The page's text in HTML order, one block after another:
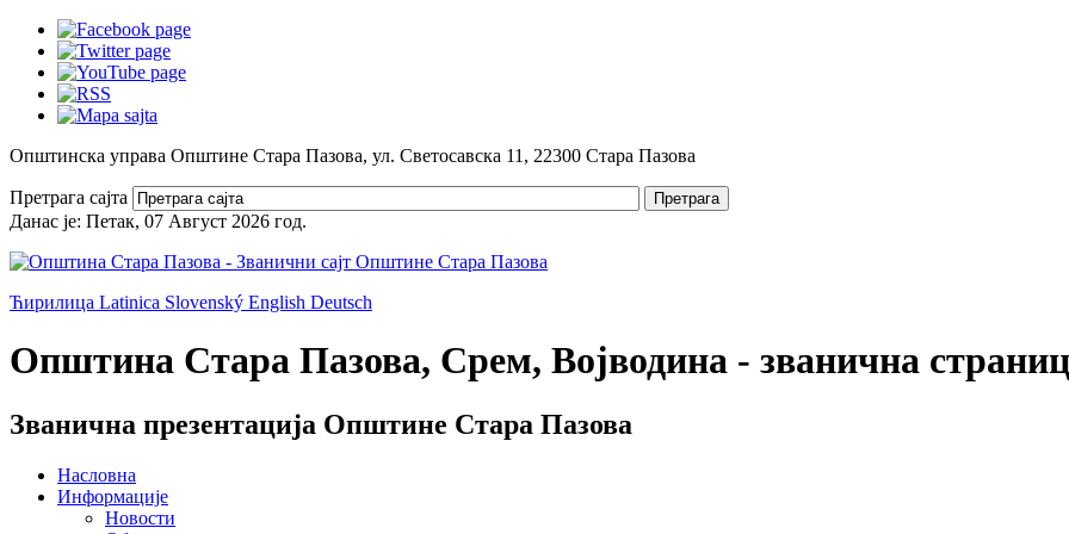
Општинска управа Општине Стара Пазова, ул. Светосавска 11, 22300 Стара Пазова
Претрага сајта Претрага
Данас је: Петак, 07 Август 2026 год.
Ћирилица Latinica Slovenský English Deutsch
Општина Стара Пазова, Срем, Војводина - званична
Званична презентација Општине Стара Пазова
Насловна
Информације
Новости